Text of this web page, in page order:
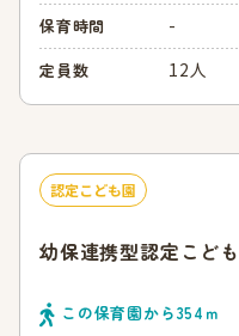
保育時間 -
定員数 12人
認定こども園
幼保連携型認定こど
この保育園から354 ｍ